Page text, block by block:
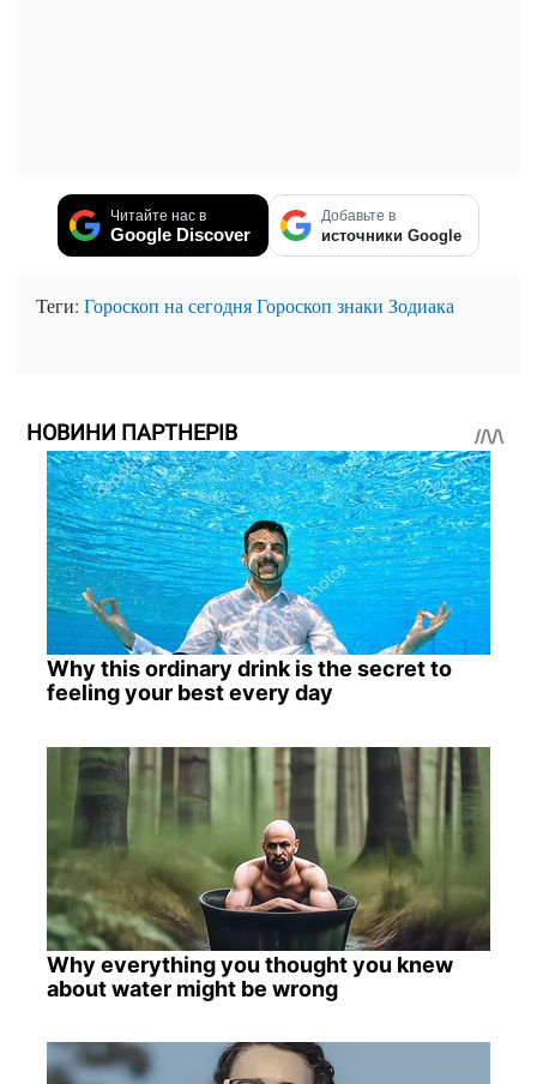
Читайте нас в
Google Discover
Добавьте в
источники Google
Теги: Гороскоп на сегодняГороскоп знаки Зодиака
НОВИНИ ПАРТНЕРІВ
Why this ordinary drink is the secret to
feeling your best every day
Why everything you thought you knew
about water might be wrong